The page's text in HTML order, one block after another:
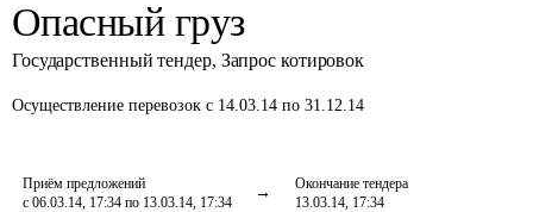
Опасный груз
Государственный тендер, Запрос котировок
Осуществление перевозок с 14.03.14 по 31.12.14
Приём предложений
с 06.03.14, 17:34 по 13.03.14, 17:34
Окончание тендера
13.03.14, 17:34